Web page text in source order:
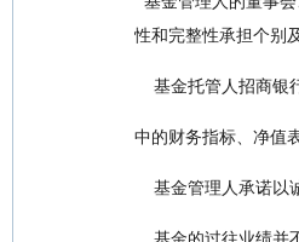
性和完整性承担个别
基金托管人招
中的财务指标、净值
基金管理人承